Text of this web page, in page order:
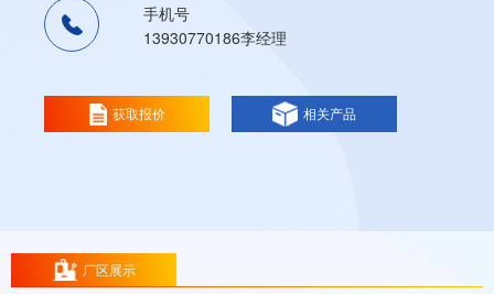
手机号
13930770186李经理
获取报价 相关产品
厂区展示